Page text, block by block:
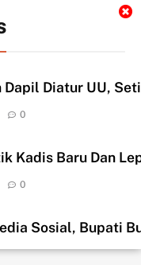
Dapil Diatur UU,
0
Kadis Baru Dan
0
Sosial, Bupati
0